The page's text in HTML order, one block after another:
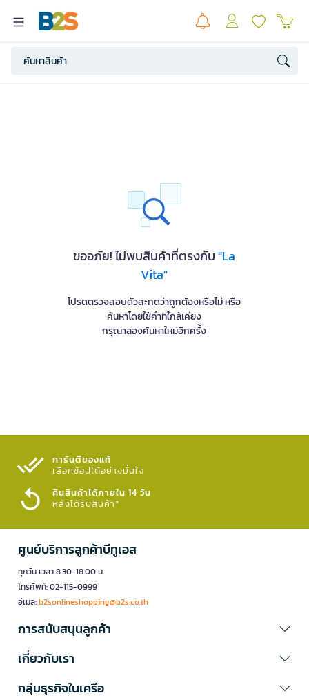
ขออภัย! ไม่พบสินค้าที่ตรงกับ"La
Vita"
โปรดตรวจสอบตัวสะกดว่าถูกต้องหรือไม่ หรือ
ค้นหาโดยใช้คำที่ใกล้เคียง
กรุณาลองค้นหาใหม่อีกครั้ง
การันตีของแท้
เลือกช้อปได้อย่างมั่นใจ​
คืนสินค้าได้ภายใน 14 วัน
หลังได้รับสินค้า*
ศูนย์บริการลูกค้าบีทูเอส
ทุกวัน เวลา 8.30-18.00 น.
โทรศัพท์: 02-115-0999
อีเมล:b2sonlineshopping@b2s.co.th
การสนับสนุนลูกค้า
เกี่ยวกับเรา
กลุ่มธุรกิจในเครือ